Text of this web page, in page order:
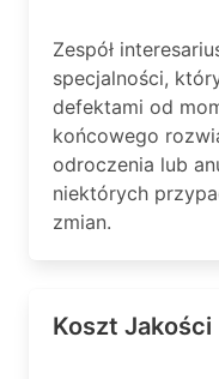
Zespół
specjalności,
defektami od
końcowego
odroczenia lub
niektórych
zmian.
Koszt Jakości